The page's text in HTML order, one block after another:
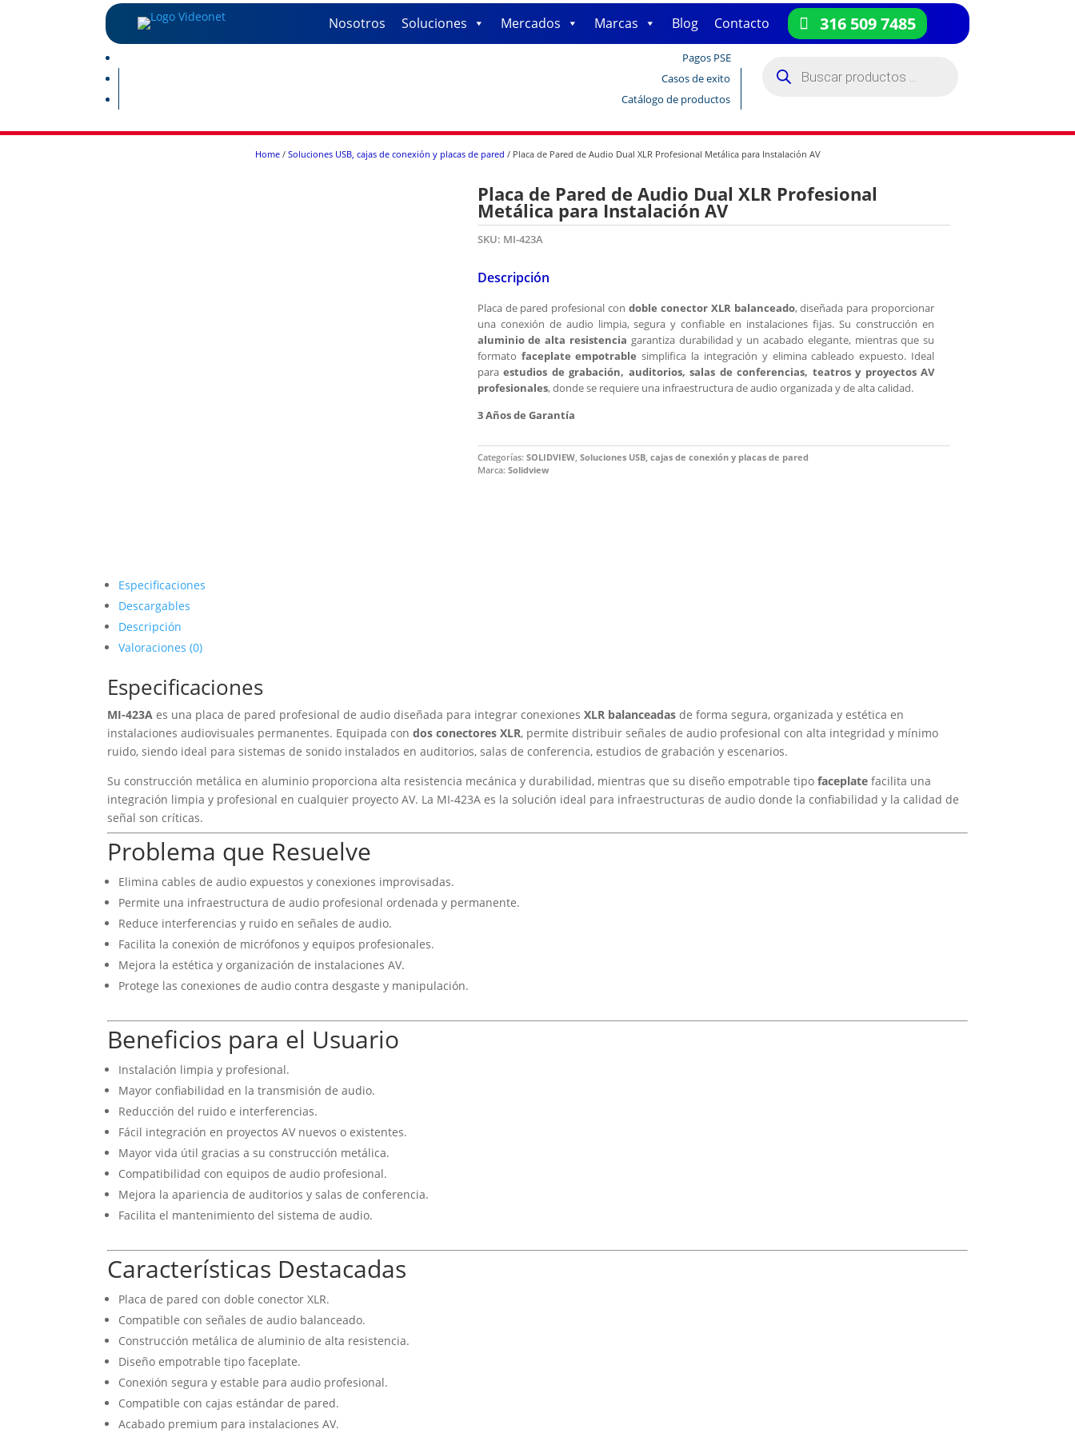
Nosotros Soluciones Mercados Marcas Blog Contacto 316 509 7485
Pagos PSE
Casos de exito
Catálogo de productos
productos
Home/ Soluciones USB, cajas de conexión y placas de pared / Placa de Pared de Audio Dual XLR Profesional Metálica para Instalación AV
Placa de Pared de Audio Dual XLR Profesional
Metálica para Instalación AV
SKU: MI-423A
Descripción
Placa de pared profesional con doble conector XLR balanceado, diseñada para proporcionar
una conexión de audio limpia, segura y confiable en instalaciones fijas. Su construcción en
aluminio de alta resistencia garantiza durabilidad y un acabado elegante, mientras que su
formato faceplate empotrable simplifica la integración y elimina cableado expuesto. Ideal
paraestudios de grabación, auditorios, salas de conferencias, teatros y proyectos AV
profesionales, donde se requiere una infraestructura de audio organizada y de alta calidad.
3 Años de Garantía
Categorías: SOLIDVIEW, Soluciones USB, cajas de conexión y placas de pared
Marca: Solidview
Especificaciones
Descargables
Descripción
Valoraciones (0)
Especificaciones
MI-423A es una placa de pared profesional de audio diseñada para integrar conexionesXLR balanceadas de forma segura, organizada y estética en
instalaciones audiovisuales permanentes. Equipada condos conectores XLR, permite distribuir señales de audio profesional con alta integridad y mínimo
ruido, siendo ideal para sistemas de sonido instalados en auditorios, salas de conferencia, estudios de grabación y escenarios.
Su construcción metálica en aluminio proporciona alta resistencia mecánica y durabilidad, mientras que su diseño empotrable tipofaceplate facilita una
integración limpia y profesional en cualquier proyecto AV. La MI-423A es la solución ideal para infraestructuras de audio donde la confiabilidad y la calidad de
señal son críticas.
Problema que Resuelve
Elimina cables de audio expuestos y conexiones improvisadas.
Permite una infraestructura de audio profesional ordenada y permanente.
Reduce interferencias y ruido en señales de audio.
Facilita la conexión de micrófonos y equipos profesionales.
Mejora la estética y organización de instalaciones AV.
Protege las conexiones de audio contra desgaste y manipulación.
Beneficios para el Usuario
Instalación limpia y profesional.
Mayor confiabilidad en la transmisión de audio.
Reducción del ruido e interferencias.
Fácil integración en proyectos AV nuevos o existentes.
Mayor vida útil gracias a su construcción metálica.
Compatibilidad con equipos de audio profesional.
Mejora la apariencia de auditorios y salas de conferencia.
Facilita el mantenimiento del sistema de audio.
Características Destacadas
Placa de pared con doble conector XLR.
Compatible con señales de audio balanceado.
Construcción metálica de aluminio de alta resistencia.
Diseño empotrable tipo faceplate.
Conexión segura y estable para audio profesional.
Compatible con cajas estándar de pared.
Acabado premium para instalaciones AV.